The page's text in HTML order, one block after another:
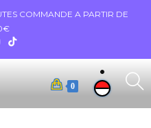
COMMANDE A PARTIR DE
0